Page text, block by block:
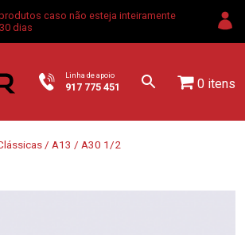
caso não esteja inteiramente
dias
Linha de apoio
917 775 451 0 itens
/ A13 / A30 1/2